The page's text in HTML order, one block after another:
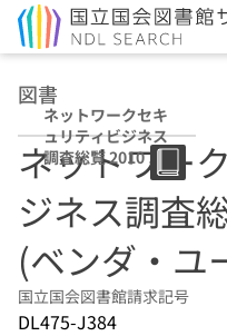
図書
ネットワークセキ
ュリティビジネス
調査総覧 2010 下
巻(ベンダ・ユー
ザー実態編)
ネットワー
ジネス調査
(ベンダ・ユ
国立国会図書館請求記号
DL475-J384